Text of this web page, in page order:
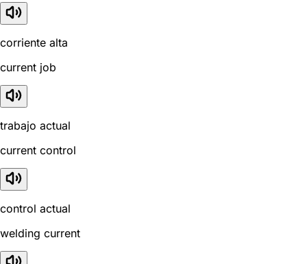
corriente alta
current job
trabajo actual
current control
control actual
welding current